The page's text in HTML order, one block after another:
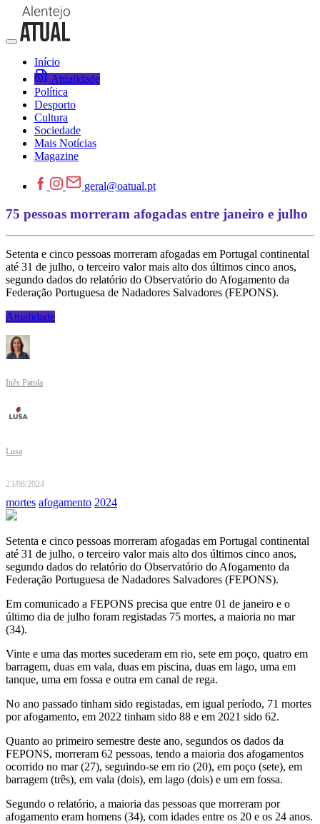
Início
Atualidade
Política
Desporto
Cultura
Sociedade
Mais Notícias
Magazine
geral@oatual.pt
75 pessoas morreram afogadas entre janeiro e julho
Setenta e cinco pessoas morreram afogadas em Portugal continental
até 31 de julho, o terceiro valor mais alto dos últimos cinco anos,
segundo dados do relatório do Observatório do Afogamento da
Federação Portuguesa de Nadadores Salvadores (FEPONS).
Atualidade
Inês Patola
Lusa
23/08/2024
mortes afogamento 2024
Setenta e cinco pessoas morreram afogadas em Portugal continental
até 31 de julho, o terceiro valor mais alto dos últimos cinco anos,
segundo dados do relatório do Observatório do Afogamento da
Federação Portuguesa de Nadadores Salvadores (FEPONS).
Em comunicado a FEPONS precisa que entre 01 de janeiro e o
último dia de julho foram registadas 75 mortes, a maioria no mar
(34).
Vinte e uma das mortes sucederam em rio, sete em poço, quatro em
barragem, duas em vala, duas em piscina, duas em lago, uma em
tanque, uma em fossa e outra em canal de rega.
No ano passado tinham sido registadas, em igual período, 71 mortes
por afogamento, em 2022 tinham sido 88 e em 2021 sido 62.
Quanto ao primeiro semestre deste ano, segundos os dados da
FEPONS, morreram 62 pessoas, tendo a maioria dos afogamentos
ocorrido no mar (27), seguindo-se em rio (20), em poço (sete), em
barragem (três), em vala (dois), em lago (dois) e um em fossa.
Segundo o relatório, a maioria das pessoas que morreram por
afogamento eram homens (34), com idades entre os 20 e os 24 anos.